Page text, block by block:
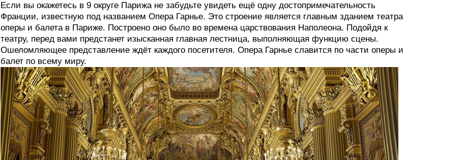
Если вы окажетесь в 9 округе Парижа не забудьте увидеть ещё одну достопримечательность
Франции, известную под названием Опера Гарнье. Это строение является главным зданием театра
оперы и балета в Париже. Построено оно было во времена царствования Наполеона. Подойдя к
театру, перед вами предстанет изысканная главная лестница, выполняющая функцию сцены.
Ошеломляющее представление ждёт каждого посетителя. Опера Гарнье славится по части оперы и
балет по всему миру.